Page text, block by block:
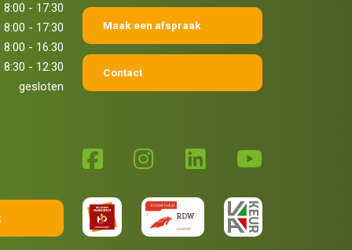
8:00 - 17:30
8:00 - 17:30
8:00 - 16:30
8:30 - 12:30
gesloten
Maak een afspraak
Contact